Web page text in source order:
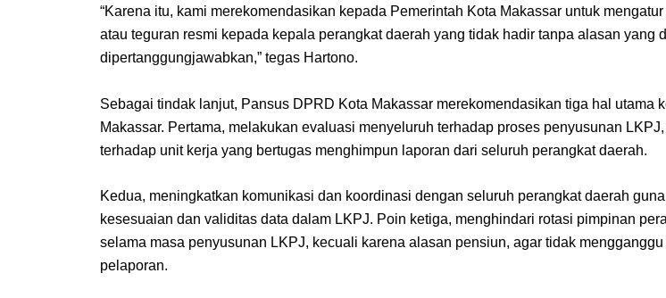
“Karena itu, kami merekomendasikan kepada Pemerintah Kota Makassar untuk
atau teguran resmi kepada kepala perangkat daerah yang tidak hadir tanpa alasan yang
dipertanggungjawabkan,” tegas Hartono.
Sebagai tindak lanjut, Pansus DPRD Kota Makassar merekomendasikan tiga hal utama
Makassar. Pertama, melakukan evaluasi menyeluruh terhadap proses penyusunan
terhadap unit kerja yang bertugas menghimpun laporan dari seluruh perangkat daerah.
Kedua, meningkatkan komunikasi dan koordinasi dengan seluruh perangkat daerah
kesesuaian dan validitas data dalam LKPJ. Poin ketiga, menghindari rotasi pimpinan
selama masa penyusunan LKPJ, kecuali karena alasan pensiun, agar tidak
pelaporan.